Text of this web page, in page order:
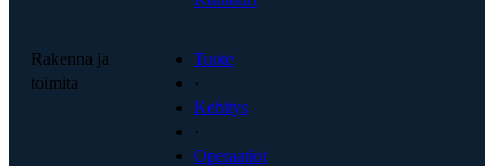
Rakenna ja
toimita
Tuote
·
Kehitys
·
Operaatiot